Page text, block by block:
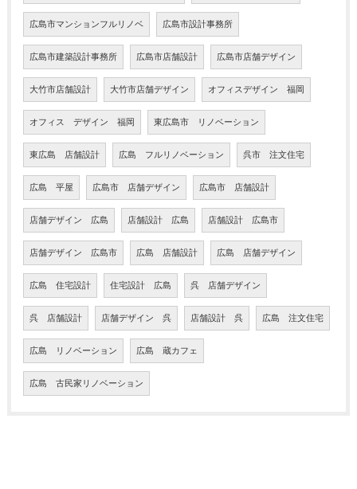
広島市マンションフルリノベ 広島市設計事務所
広島市建築設計事務所 広島市店舗設計 広島市店舗デザイン
大竹市店舗設計 大竹市店舗デザイン オフィスデザイン 福岡
オフィス デザイン 福岡 東広島市 リノベーション
東広島 店舗設計 広島 フルリノベーション 呉市 注文住宅
広島 平屋 広島市 店舗デザイン 広島市 店舗設計
店舗デザイン 広島 店舗設計 広島 店舗設計 広島市
店舗デザイン 広島市 広島 店舗設計 広島 店舗デザイン
広島 住宅設計 住宅設計 広島 呉 店舗デザイン
呉 店舗設計 店舗デザイン 呉 店舗設計 呉 広島 注文住宅
広島 リノベーション 広島 蔵カフェ
広島 古民家リノベーション